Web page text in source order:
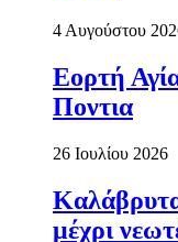
4 Αυγούστου
Εορτή
Ποντια
26 Ιουλίου 2026
μέχρι